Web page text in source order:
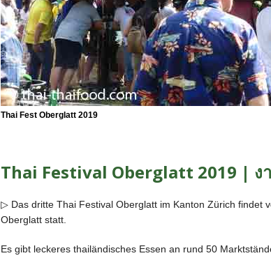
Thai Fest Oberglatt 2019
Thai Festival Oberglatt 2019 | ง
▷ Das dritte Thai Festival Oberglatt im Kanton Zürich findet
Oberglatt statt.
Es gibt leckeres thailändisches Essen an rund 50